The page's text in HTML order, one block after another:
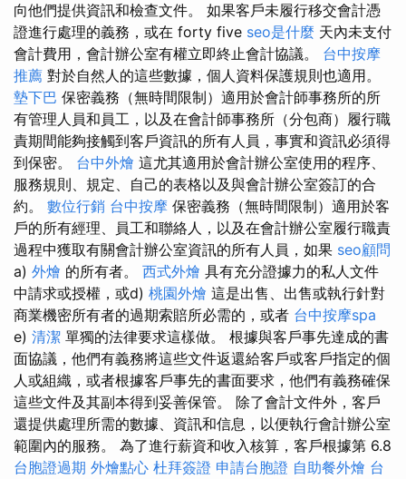
向他們提供資訊和檢查文件。 如果客戶未履行移交會計憑
證進行處理的義務，或在 forty five seo是什麼 天內未支付
會計費用，會計辦公室有權立即終止會計協議。 台中按摩
推薦 對於自然人的這些數據，個人資料保護規則也適用。
墊下巴 保密義務（無時間限制）適用於會計師事務所的所
有管理人員和員工，以及在會計師事務所（分包商）履行職
責期間能夠接觸到客戶資訊的所有人員，事實和資訊必須得
到保密。 台中外燴 這尤其適用於會計辦公室使用的程序、
服務規則、規定、自己的表格以及與會計辦公室簽訂的合
約。 數位行銷 台中按摩 保密義務（無時間限制）適用於客
戶的所有經理、員工和聯絡人，以及在會計辦公室履行職責
過程中獲取有關會計辦公室資訊的所有人員，如果 seo顧問
a) 外燴 的所有者。 西式外燴 具有充分證據力的私人文件
中請求或授權，或d) 桃園外燴 這是出售、出售或執行針對
商業機密所有者的過期索賠所必需的，或者 台中按摩spa
e) 清潔 單獨的法律要求這樣做。 根據與客戶事先達成的書
面協議，他們有義務將這些文件返還給客戶或客戶指定的個
人或組織，或者根據客戶事先的書面要求，他們有義務確保
這些文件及其副本得到妥善保管。 除了會計文件外，客戶
還提供處理所需的數據、資訊和信息，以便執行會計辦公室
範圍內的服務。 為了進行薪資和收入核算，客戶根據第 6.8
台胞證過期 外燴點心 杜拜簽證 申請台胞證 自助餐外燴 台